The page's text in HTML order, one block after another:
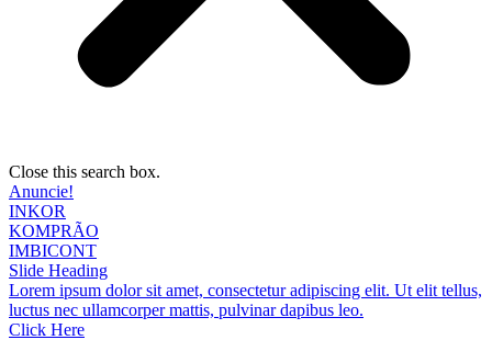
Close this search box.
Anuncie!
INKOR
KOMPRÃO
IMBICONT
Slide Heading
Lorem ipsum dolor sit amet, consectetur adipiscing elit. Ut elit tellus,
luctus nec ullamcorper mattis, pulvinar dapibus leo.
Click Here